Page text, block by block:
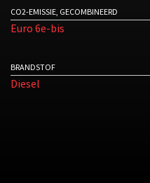
CO2-EMISSIE, GECOMBINEERD
Euro 6e-bis
BRANDSTOF
Diesel